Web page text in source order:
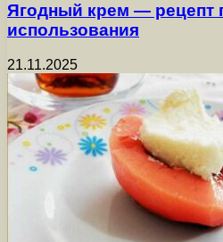
Ягодный крем — рецепт
использования
21.11.2025